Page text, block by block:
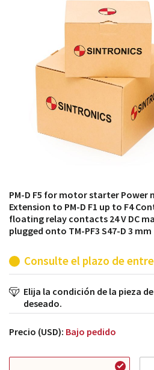
módulos antiguos a un alto nivel
de módulos descontinuados por
PM-D F5 for motor starter Power
Extension to PM-D F1 up to F4
floating relay contacts 24 V DC
plugged onto TM-PF3 S47-D 3 mm
Consulte el plazo de
Elija la condición de la pieza
deseado.
Precio (USD): Bajo pedido